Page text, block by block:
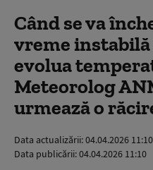
Când se va
vreme
evolua
Meteorolog
urmează o
Data actualizării:04.04.2026 11:10
Data publicării:04.04.2026 11:10